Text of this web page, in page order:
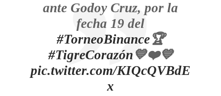
ante Godoy Cruz, por la
fecha 19 del
#TorneoBinance🏆
#TigreCorazón💙❤️💙
pic.twitter.com/KIQcQVBdE
x